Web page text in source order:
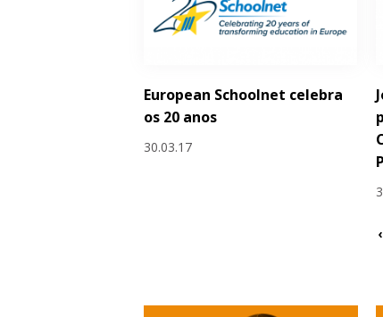
European Schoolnet celebra
os 20 anos
30.03.17
‹